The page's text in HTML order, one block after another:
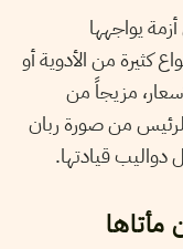
يواجهها
كثيرة من الأدوية أو
مزيجاً من
من صورة ربان
دواليب قيادتها.